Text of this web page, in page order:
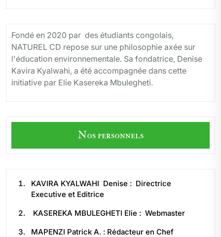
Fondé en 2020 par des étudiants congolais,
NATUREL CD repose sur une philosophie axée sur
l'éducation environnementale. Sa fondatrice, Denise
Kavira Kyalwahi, a été accompagnée dans cette
initiative par Elie Kasereka Mbulegheti.
Nos personnels
KAVIRA KYALWAHI Denise : Directrice
Executive et Editrice
KASEREKA MBULEGHETI Elie : Webmaster
MAPENZI Patrick A. : Rédacteur en Chef